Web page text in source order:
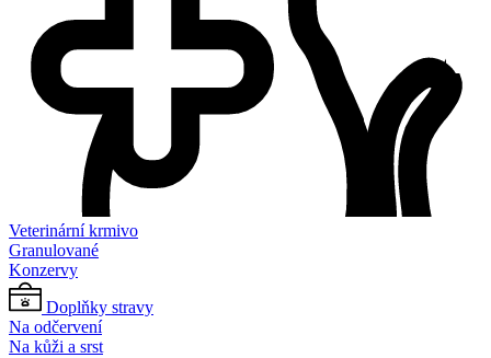
Veterinární krmivo
Granulované
Konzervy
Doplňky stravy
Na odčervení
Na kůži a srst